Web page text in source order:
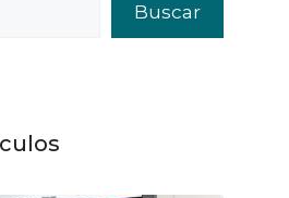
Buscar